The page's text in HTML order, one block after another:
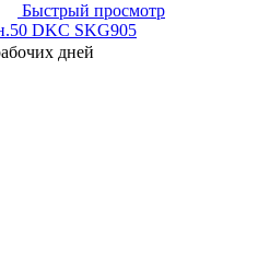
Быстрый просмотр
DKC SKG905
дней